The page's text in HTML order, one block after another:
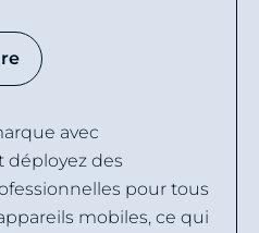
avec
déployez des
pour tous
mobiles, ce qui